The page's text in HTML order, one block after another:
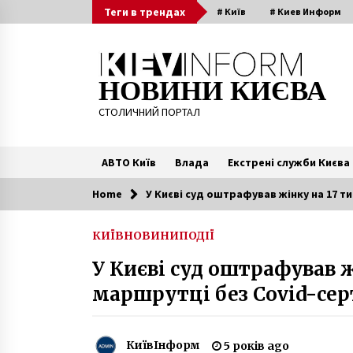
to
Теги в трендах # Київ # Киев Информ
НОВИНИ КИЄВА
СТОЛИЧНИЙ ПОРТАЛ
АВТО Київ Влада Екстрені служби Києва
Читають зараз
страждань
7 років ago
обмежити
Home У Києві суд оштрафував жінку на 17
КИЇВНОВИНИПОДІЇ
У Києві суд оштрафував
маршрутці без Covid-
КиївІнформ 5 років ago